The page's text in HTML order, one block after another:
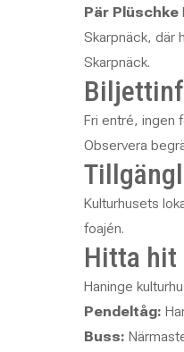
Pär Plüschke
Skarpnäck, där
Skarpnäck.
Fri entré, ingen
Observera
Kulturhusets
foajén.
Hitta hit
Haninge
Pendeltåg:
Buss: